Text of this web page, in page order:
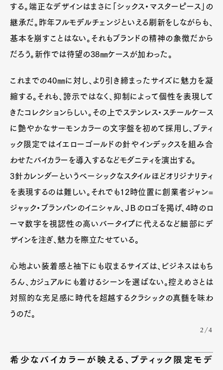
Pen Meet
Pen international Pen tw
する。端正なデザインはまさに「シックス・マスターピース」の
継承だ。昨年フルモデルチェンジといえる刷新をしながらも、
基本を崩すことはない。それもブランドの精神の象徴だから
だろう。新作では待望の38㎜ケースが加わった。
これまでの40㎜に対し、より引き締まったサイズに魅力を凝
縮する。それも、誇示ではなく、抑制によって個性を表現して
きたコレクションらしい。その上でステンレス・スチールケース
に艶やかなサーモンカラーの文字盤を初めて採用し、ブティ
ック限定ではイエローゴールドの針やインデックスを組み合
わせたバイカラーを導入するなどモダニティを演出する。
3針カレンダーというベーシックなスタイルほどオリジナリティ
を表現するのは難しい。それでも12時位置に創業者ジャン=
ジャック・ブランパンのイニシャル、ＪＢのロゴを掲げ、4時のロ
ーマ数字を視認性の高いバータイプに代えるなど細部にデ
ザインを注ぎ、魅力を際立たせている。
心地よい装着感と袖下にも収まるサイズは、ビジネスはもち
ろん、カジュアルにも着けるシーンを選ばない。控えめさとは
対照的な充足感に時代を超越するクラシックの真髄を味わ
うのだ。
2/4
希少なバイカラーが映える、ブティック限定モデ